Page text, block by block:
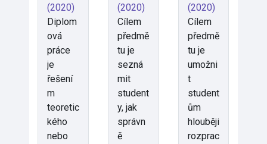
(2020)
Diplom
ová
práce
je
řešení
m
teoretic
kého
nebo
(2020)
Cílem
předmě
tu je
sezná
mit
student
y, jak
správn
ě
(2020)
Cílem
předmě
tu je
umožni
t
student
ům
hlouběji
rozprac